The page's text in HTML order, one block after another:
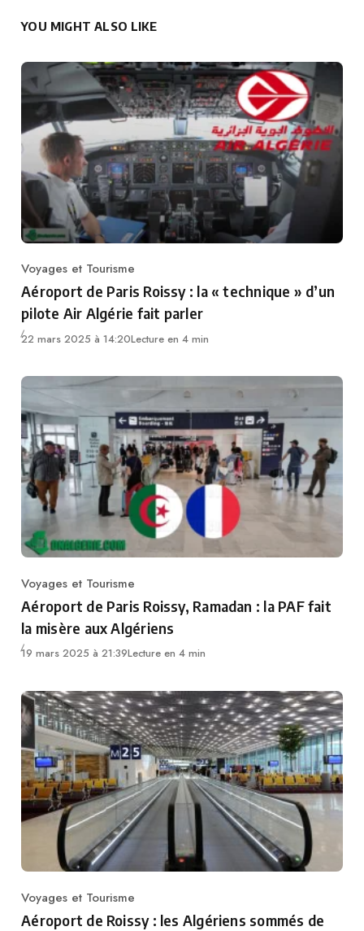
YOU MIGHT ALSO LIKE
Category
Voyages et Tourisme
Aéroport de Paris Roissy : la « technique » d’un
pilote Air Algérie fait parler
22 mars 2025 à 14:20Lecture en 4 min
Category
Voyages et Tourisme
Aéroport de Paris Roissy, Ramadan : la PAF fait
la misère aux Algériens
19 mars 2025 à 21:39Lecture en 4 min
Category
Voyages et Tourisme
Aéroport de Roissy : les Algériens sommés de